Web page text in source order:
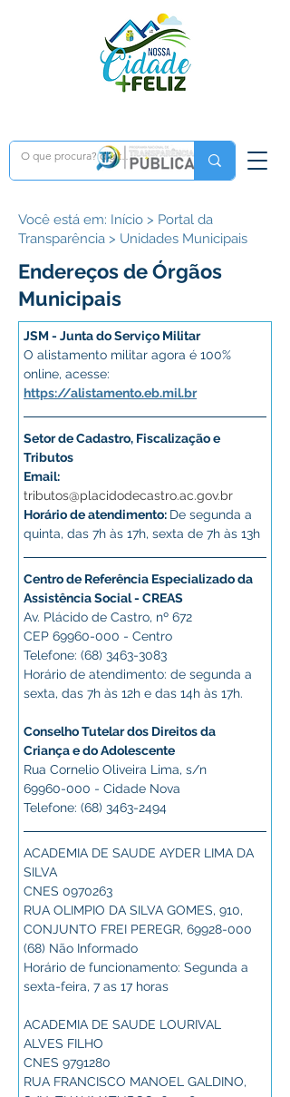
Você está em: Início > Portal da
Transparência > Unidades Municipais
Endereços de Órgãos
Municipais
JSM - Junta do Serviço Militar​
O alistamento militar agora é 100%
online, acesse:
https://alistamento.eb.mil.br
Setor de Cadastro, Fiscalização e
Tributos
Email:
tributos@placidodecastro.ac.gov.br
Horário de atendimento: De segunda a
quinta, das 7h às 17h, sexta de 7h às 13h
Centro de Referência Especializado da
Assistência Social - CREAS
Av. Plácido de Castro, nº 672
CEP 69960-000 - Centro
Telefone: (68) 3463-3083
Horário de atendimento: de segunda a
sexta, das 7h às 12h e das 14h às 17h.
Conselho Tutelar dos Direitos da
Criança e do Adolescente
Rua Cornelio Oliveira Lima, s/n
69960-000 - Cidade Nova
Telefone: (68) 3463-2494
ACADEMIA DE SAUDE AYDER LIMA DA
SILVA
CNES 0970263
RUA OLIMPIO DA SILVA GOMES, 910,
CONJUNTO FREI PEREGR, 69928-000
(68) Não Informado
Horário de funcionamento: Segunda a
sexta-feira, 7 as 17 horas
ACADEMIA DE SAUDE LOURIVAL
ALVES FILHO
CNES 9791280
RUA FRANCISCO MANOEL GALDINO,